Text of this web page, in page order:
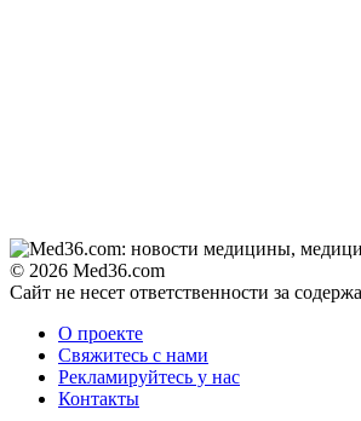
© 2026 Med36.com
Сайт не несет ответственности за
О проекте
Свяжитесь с нами
Рекламируйтесь у нас
Контакты